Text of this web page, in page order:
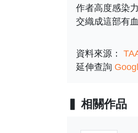
作者高度感染
交織成這部有
資料來源：
延伸查詢
相關作品